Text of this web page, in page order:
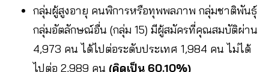
กลุ่มผู้สูงอายุ คนพิการหรือทุพพลภาพ กลุ่มชาติพันธุ์
กลุ่มอัตลักษณ์อื่น (กลุ่ม 15) มีผู้สมัครที่คุณสมบัติผ่าน
4,973 คน ได้ไปต่อระดับประเทศ 1,984 คน ไม่ได้
ไปต่อ 2,989 คน (คิดเป็น 60.10%)